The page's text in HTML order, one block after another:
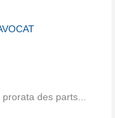
des parts...